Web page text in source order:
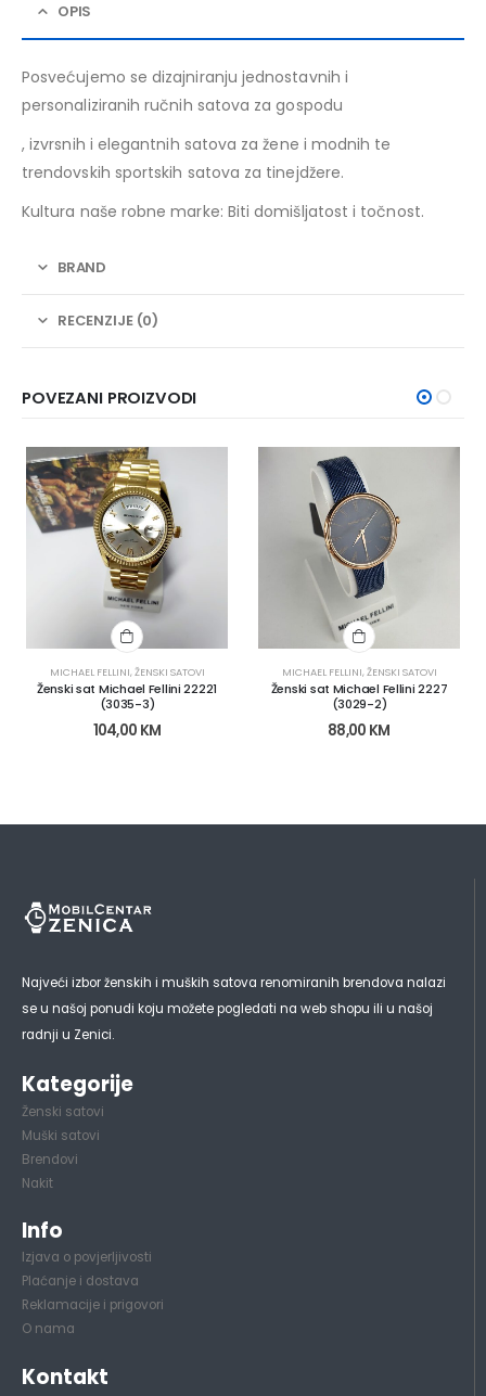
OPIS
Posvećujemo se dizajniranju jednostavnih i
personaliziranih ručnih satova za gospodu
, izvrsnih i elegantnih satova za žene i modnih te
trendovskih sportskih satova za tinejdžere.
Kultura naše robne marke: Biti domišljatost i točnost.
BRAND
RECENZIJE (0)
POVEZANI PROIZVODI
MICHAEL FELLINI,ŽENSKI SATOVI
Ženski sat Michael Fellini 22221
(3035-3)
104,00 KM
MICHAEL FELLINI,ŽENSKI SATOVI
Ženski sat Michael Fellini 2227
(3029-2)
88,00 KM
Najveći izbor ženskih i muških satova renomiranih brendova nalazi
se u našoj ponudi koju možete pogledati na web shopu ili u našoj
radnji u Zenici.
Kategorije
Ženski satovi
Muški satovi
Brendovi
Nakit
Info
Izjava o povjerljivosti
Plaćanje i dostava
Reklamacije i prigovori
O nama
Kontakt